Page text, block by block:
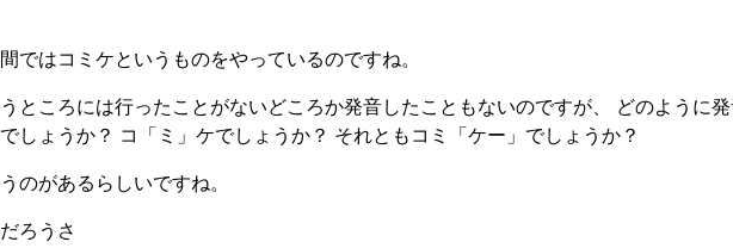
ではコミケというものをやっているのですね。
ところには行ったことがないどころか発音したこともないのですが、 どのように
でしょうか？ コ「ミ」ケでしょうか？ それともコミ「ケー」でしょうか？
のがあるらしいですね。
ろうさ